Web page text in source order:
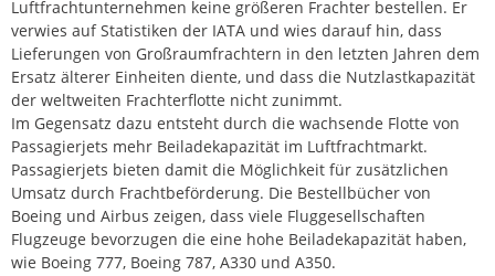
Luftfrachtunternehmen keine größeren Frachter bestellen. Er
verwies auf Statistiken der IATA und wies darauf hin, dass
Lieferungen von Großraumfrachtern in den letzten Jahren dem
Ersatz älterer Einheiten diente, und dass die Nutzlastkapazität
der weltweiten Frachterflotte nicht zunimmt.
Im Gegensatz dazu entsteht durch die wachsende Flotte von
Passagierjets mehr Beiladekapazität im Luftfrachtmarkt.
Passagierjets bieten damit die Möglichkeit für zusätzlichen
Umsatz durch Frachtbeförderung. Die Bestellbücher von
Boeing und Airbus zeigen, dass viele Fluggesellschaften
Flugzeuge bevorzugen die eine hohe Beiladekapazität haben,
wie Boeing 777, Boeing 787, A330 und A350.